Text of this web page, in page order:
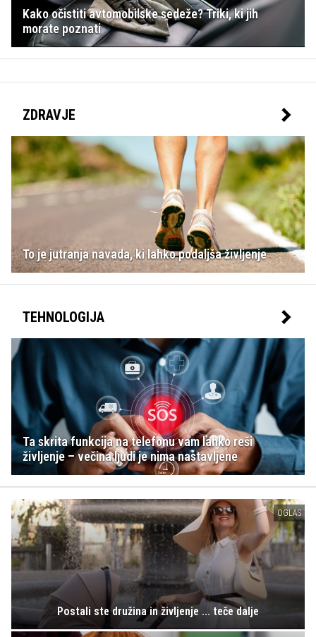
Kako očistiti avtomobilske sedeže? Triki, ki jih
morate poznati
ZDRAVJE
To je jutranja navada, ki lahko podaljša življenje
TEHNOLOGIJA
Ta skrita funkcija na telefonu vam lahko reši
življenje – večina ljudi je nima nastavljene
OGLAS
Postali ste družina in življenje ... teče dalje